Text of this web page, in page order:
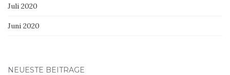
Juli 2020
Juni 2020
NEUESTE BEITRÄGE